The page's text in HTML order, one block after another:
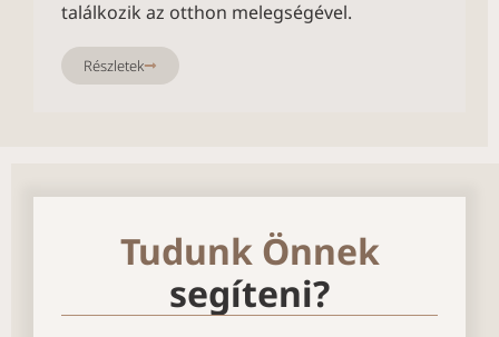
találkozik az otthon melegségével.
Részletek
Tudunk Önnek
segíteni?